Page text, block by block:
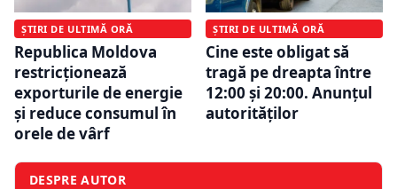
ȘTIRI DE ULTIMĂ ORĂ
Republica Moldova
restricționează
exporturile de energie
și reduce consumul în
orele de vârf
ȘTIRI DE ULTIMĂ ORĂ
Cine este obligat să
tragă pe dreapta între
12:00 și 20:00. Anunțul
autorităților
DESPRE AUTOR